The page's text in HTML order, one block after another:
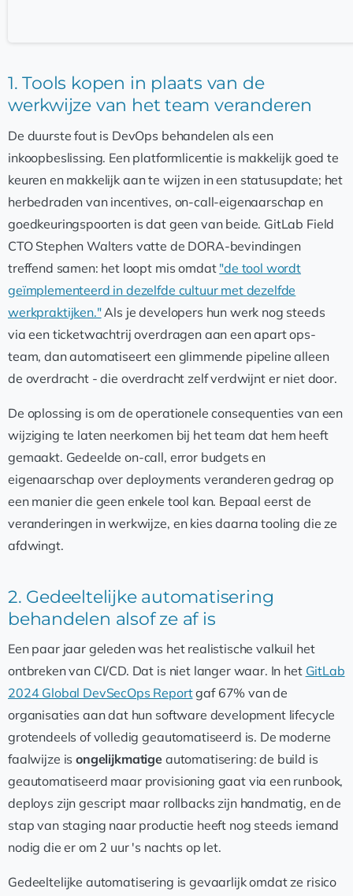
1. Tools kopen in plaats van de
werkwijze van het team veranderen
De duurste fout is DevOps behandelen als een
inkoopbeslissing. Een platformlicentie is makkelijk goed te
keuren en makkelijk aan te wijzen in een statusupdate; het
herbedraden van incentives, on-call-eigenaarschap en
goedkeuringspoorten is dat geen van beide. GitLab Field
CTO Stephen Walters vatte de DORA-bevindingen
treffend samen: het loopt mis omdat "de tool wordt
geïmplementeerd in dezelfde cultuur met dezelfde
werkpraktijken."Als je developers hun werk nog steeds
via een ticketwachtrij overdragen aan een apart ops-
team, dan automatiseert een glimmende pipeline alleen
de overdracht - die overdracht zelf verdwijnt er niet door.
De oplossing is om de operationele consequenties van een
wijziging te laten neerkomen bij het team dat hem heeft
gemaakt. Gedeelde on-call, error budgets en
eigenaarschap over deployments veranderen gedrag op
een manier die geen enkele tool kan. Bepaal eerst de
veranderingen in werkwijze, en kies daarna tooling die ze
afdwingt.
2. Gedeeltelijke automatisering
behandelen alsof ze af is
Een paar jaar geleden was het realistische valkuil het
ontbreken van CI/CD. Dat is niet langer waar. In het GitLab
2024 Global DevSecOps Reportgaf 67% van de
organisaties aan dat hun software development lifecycle
grotendeels of volledig geautomatiseerd is. De moderne
faalwijze isongelijkmatige automatisering: de build is
geautomatiseerd maar provisioning gaat via een runbook,
deploys zijn gescript maar rollbacks zijn handmatig, en de
stap van staging naar productie heeft nog steeds iemand
nodig die er om 2 uur 's nachts op let.
Gedeeltelijke automatisering is gevaarlijk omdat ze risico